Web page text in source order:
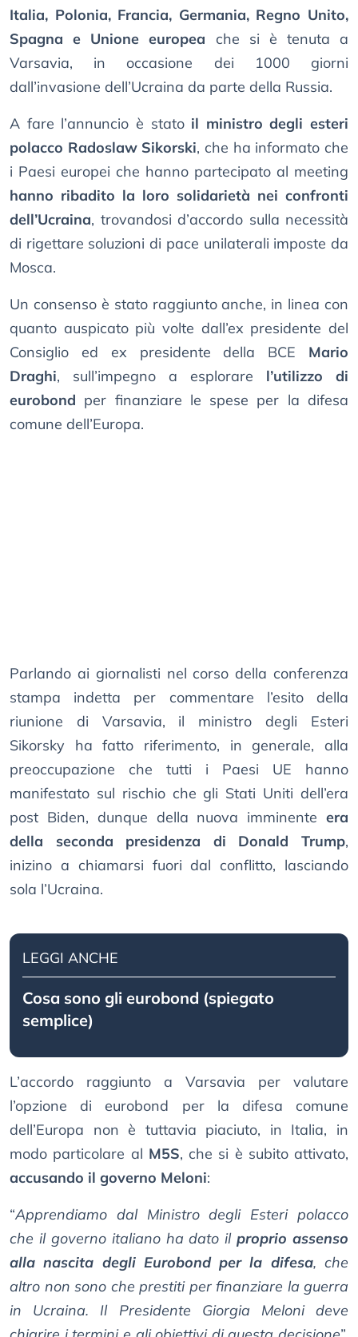
Italia, Polonia, Francia, Germania, Regno Unito,
Spagna e Unione europea che si è tenuta a
Varsavia, in occasione dei 1000 giorni
dall’invasione dell’Ucraina da parte della Russia.
A fare l’annuncio è stato il ministro degli esteri
polacco Radoslaw Sikorski, che ha informato che
i Paesi europei che hanno partecipato al meeting
hanno ribadito la loro solidarietà nei confronti
dell’Ucraina, trovandosi d’accordo sulla necessità
di rigettare soluzioni di pace unilaterali imposte da
Mosca.
Un consenso è stato raggiunto anche, in linea con
quanto auspicato più volte dall’ex presidente del
Consiglio ed ex presidente della BCE Mario
Draghi, sull’impegno a esplorare l’utilizzo di
eurobond per finanziare le spese per la difesa
comune dell’Europa.
Parlando ai giornalisti nel corso della conferenza
stampa indetta per commentare l’esito della
riunione di Varsavia, il ministro degli Esteri
Sikorsky ha fatto riferimento, in generale, alla
preoccupazione che tutti i Paesi UE hanno
manifestato sul rischio che gli Stati Uniti dell’era
post Biden, dunque della nuova imminente era
della seconda presidenza di Donald Trump,
inizino a chiamarsi fuori dal conflitto, lasciando
sola l’Ucraina.
LEGGI ANCHE
Cosa sono gli eurobond (spiegato
semplice)
L’accordo raggiunto a Varsavia per valutare
l’opzione di eurobond per la difesa comune
dell’Europa non è tuttavia piaciuto, in Italia, in
modo particolare al M5S, che si è subito attivato,
accusando il governo Meloni:
“Apprendiamo dal Ministro degli Esteri polacco
che il governo italiano ha dato ilproprio assenso
alla nascita degli Eurobond per la difesa, che
altro non sono che prestiti per finanziare la guerra
in Ucraina. Il Presidente Giorgia Meloni deve